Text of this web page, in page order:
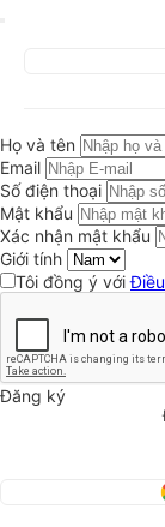
Họ và tên
Email
Số điện thoại
Mật khẩu
Xác nhận mật khẩu
Giới tính
Tôi đồng ý với
Đăng ký